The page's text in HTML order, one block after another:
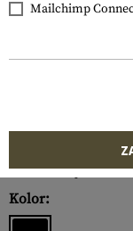
Numer artykułu:
Kolor:
Mailchimp